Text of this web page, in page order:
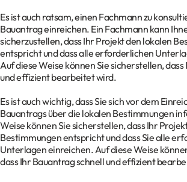
Es ist auch ratsam, einen Fachmann zu
Bauantrag einreichen. Ein Fachmann kann
sicherzustellen, dass Ihr Projekt den lokalen
entspricht und dass alle erforderlichen
Auf diese Weise können Sie sicherstellen,
und effizient bearbeitet wird.
Es ist auch wichtig, dass Sie sich vor dem
Bauantrags über die lokalen Bestimmungen
Weise können Sie sicherstellen, dass Ihr
Bestimmungen entspricht und dass Sie alle
Unterlagen einreichen. Auf diese Weise
dass Ihr Bauantrag schnell und effizient